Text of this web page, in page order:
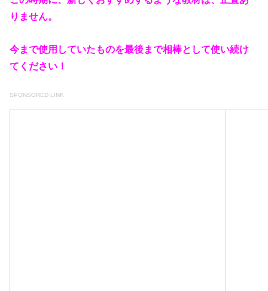
りません。
今まで使用していたものを最後まで相棒として使い続け
てください！
SPONSORED LINK